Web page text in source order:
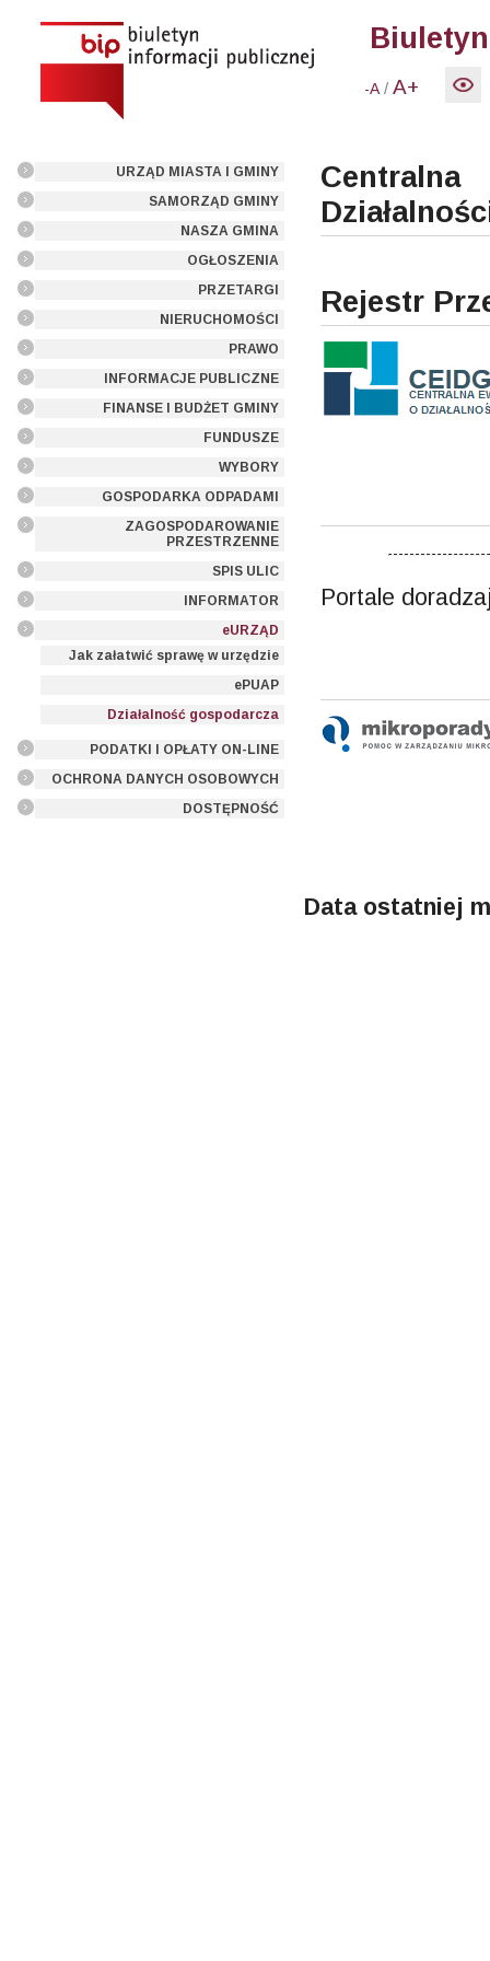
-A /A+
URZĄD MIASTA I GMINY
SAMORZĄD GMINY
NASZA GMINA
OGŁOSZENIA
PRZETARGI
NIERUCHOMOŚCI
PRAWO
INFORMACJE PUBLICZNE
FINANSE I BUDŻET GMINY
FUNDUSZE
WYBORY
GOSPODARKA ODPADAMI
ZAGOSPODAROWANIE
PRZESTRZENNE
SPIS ULIC
INFORMATOR
eURZĄD
Jak załatwić sprawę w urzędzie
ePUAP
Działalność gospodarcza
PODATKI I OPŁATY ON-LINE
OCHRONA DANYCH OSOBOWYCH
DOSTĘPNOŚĆ
Rejestr
Portale
Data ostatniej